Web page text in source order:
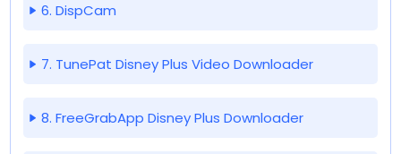
6. DispCam
7. TunePat Disney Plus Video Downloader
8. FreeGrabApp Disney Plus Downloader